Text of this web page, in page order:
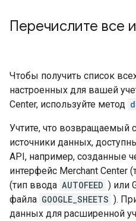
Перечислите все
Чтобы получить список
настроенных для вашей
Center, используйте метод
Учтите, что возвращаемый
источники данных,
API, например, созданные
интерфейс Merchant Center
(тип ввода AUTOFEED ) или
файла GOOGLE_SHEETS ).
данных для расширенной